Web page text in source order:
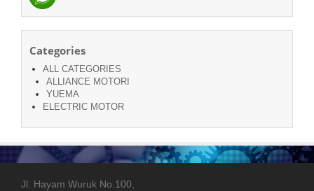
Categories
ALL CATEGORIES
ALLIANCE MOTORI
YUEMA
ELECTRIC MOTOR
Jl. Hayam Wuruk No.100,